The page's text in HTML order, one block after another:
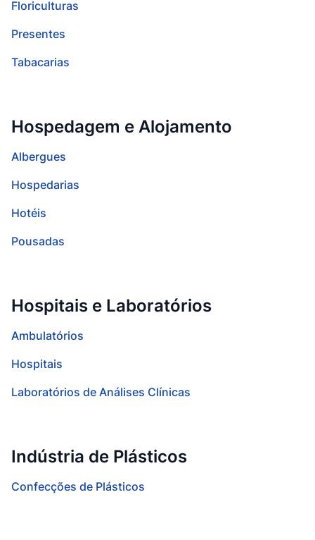
Floriculturas
Presentes
Tabacarias
Hospedagem e Alojamento
Albergues
Hospedarias
Hotéis
Pousadas
Hospitais e Laboratórios
Ambulatórios
Hospitais
Laboratórios de Análises Clínicas
Indústria de Plásticos
Confecções de Plásticos